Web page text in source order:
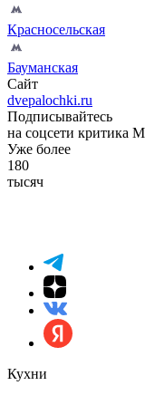
Красносельская
Бауманская
Сайт
dvepalochki.ru
Подписывайтесь
на соцсети критика
Уже более
180
тысяч
Кухни